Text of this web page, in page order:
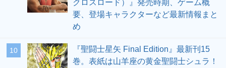
クロスロード）』発売時期、ゲーム概
要、登場キャラクターなど最新情報まと
め
10
『聖闘士星矢 Final Edition』最新刊15
巻。表紙は山羊座の黄金聖闘士シュラ！